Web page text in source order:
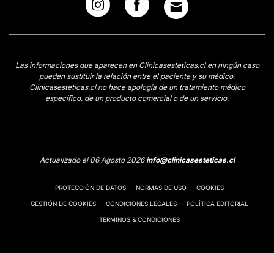
Las informaciones que aparecen en Clinicasesteticas.cl en ningún caso
pueden sustituir la relación entre el paciente y su médico.
Clinicasesteticas.cl no hace apología de un tratamiento médico
específico, de un producto comercial o de un servicio.
Actualizado el 06 Agosto 2026info@clinicasesteticas.cl
PROTECCIÓN DE DATOS NORMAS DE USO COOKIES
GESTIÓN DE COOKIES CONDICIONES LEGALES POLÍTICA EDITORIAL
TÉRMINOS & CONDICIONES